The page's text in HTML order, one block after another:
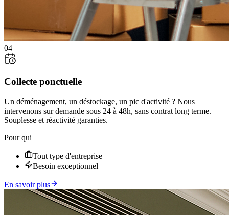
04
Collecte ponctuelle
Un déménagement, un déstockage, un pic d'activité ? Nous
intervenons sur demande sous 24 à 48h, sans contrat long terme.
Souplesse et réactivité garanties.
Pour qui
Tout type d'entreprise
Besoin exceptionnel
En savoir plus